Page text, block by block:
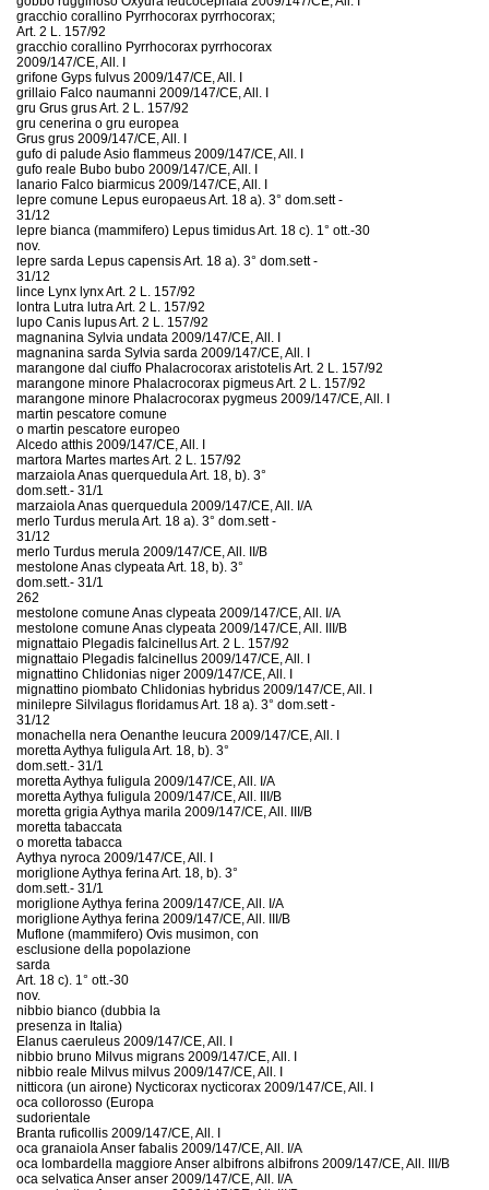
gracchio corallino Pyrrhocorax pyrrhocorax;
Art. 2 L. 157/92
gracchio corallino Pyrrhocorax pyrrhocorax
2009/147/CE, All. I
grifone Gyps fulvus 2009/147/CE, All. I
grillaio Falco naumanni 2009/147/CE, All. I
gru Grus grus Art. 2 L. 157/92
gru cenerina o gru europea
Grus grus 2009/147/CE, All. I
gufo di palude Asio flammeus 2009/147/CE, All. I
gufo reale Bubo bubo 2009/147/CE, All. I
lanario Falco biarmicus 2009/147/CE, All. I
lepre comune Lepus europaeus Art. 18 a). 3° dom.sett -
31/12
lepre bianca (mammifero) Lepus timidus Art. 18 c). 1° ott.-30
nov.
lepre sarda Lepus capensis Art. 18 a). 3° dom.sett -
31/12
lince Lynx lynx Art. 2 L. 157/92
lontra Lutra lutra Art. 2 L. 157/92
lupo Canis lupus Art. 2 L. 157/92
magnanina Sylvia undata 2009/147/CE, All. I
magnanina sarda Sylvia sarda 2009/147/CE, All. I
marangone dal ciuffo Phalacrocorax aristotelis Art. 2 L. 157/92
marangone minore Phalacrocorax pigmeus Art. 2 L. 157/92
marangone minore Phalacrocorax pygmeus 2009/147/CE, All. I
martin pescatore comune
o martin pescatore europeo
Alcedo atthis 2009/147/CE, All. I
martora Martes martes Art. 2 L. 157/92
marzaiola Anas querquedula Art. 18, b). 3°
dom.sett.- 31/1
marzaiola Anas querquedula 2009/147/CE, All. I/A
merlo Turdus merula Art. 18 a). 3° dom.sett -
31/12
merlo Turdus merula 2009/147/CE, All. II/B
mestolone Anas clypeata Art. 18, b). 3°
dom.sett.- 31/1
262
mestolone comune Anas clypeata 2009/147/CE, All. I/A
mestolone comune Anas clypeata 2009/147/CE, All. III/B
mignattaio Plegadis falcinellus Art. 2 L. 157/92
mignattaio Plegadis falcinellus 2009/147/CE, All. I
mignattino Chlidonias niger 2009/147/CE, All. I
mignattino piombato Chlidonias hybridus 2009/147/CE, All. I
minilepre Silvilagus floridamus Art. 18 a). 3° dom.sett -
31/12
monachella nera Oenanthe leucura 2009/147/CE, All. I
moretta Aythya fuligula Art. 18, b). 3°
dom.sett.- 31/1
moretta Aythya fuligula 2009/147/CE, All. I/A
moretta Aythya fuligula 2009/147/CE, All. III/B
moretta grigia Aythya marila 2009/147/CE, All. III/B
moretta tabaccata
o moretta tabacca
Aythya nyroca 2009/147/CE, All. I
moriglione Aythya ferina Art. 18, b). 3°
dom.sett.- 31/1
moriglione Aythya ferina 2009/147/CE, All. I/A
moriglione Aythya ferina 2009/147/CE, All. III/B
Muflone (mammifero) Ovis musimon, con
esclusione della popolazione
sarda
Art. 18 c). 1° ott.-30
nov.
nibbio bianco (dubbia la
presenza in Italia)
Elanus caeruleus 2009/147/CE, All. I
nibbio bruno Milvus migrans 2009/147/CE, All. I
nibbio reale Milvus milvus 2009/147/CE, All. I
nitticora (un airone) Nycticorax nycticorax 2009/147/CE, All. I
oca collorosso (Europa
sudorientale
Branta ruficollis 2009/147/CE, All. I
oca granaiola Anser fabalis 2009/147/CE, All. I/A
oca lombardella maggiore Anser albifrons albifrons 2009/147/CE, All. III/B
oca selvatica Anser anser 2009/147/CE, All. I/A